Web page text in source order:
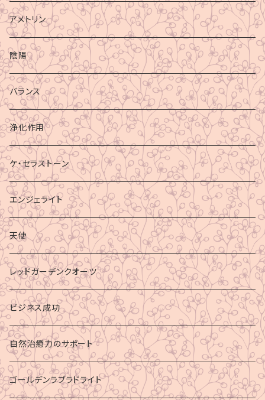
アメトリン
陰陽
バランス
浄化作用
ケ・セラストーン
エンジェライト
天使
レッドガーデンクオーツ
ビジネス成功
自然治癒力のサポート
ゴールデンラブラドライト